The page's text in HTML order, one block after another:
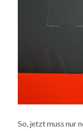
So, jetzt muss nur